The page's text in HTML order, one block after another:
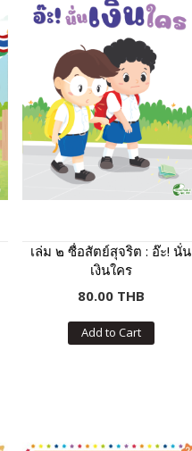
เล่ม ๒ ซื่อสัตย์สุจริต : อ๊ะ! นั่น
เงินใคร
80.00 THB
Add to Cart